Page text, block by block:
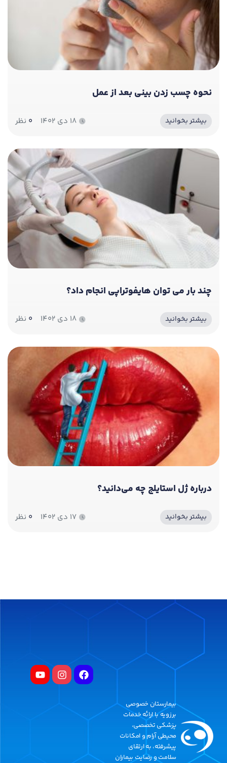
نحوه چسب زدن بینی بعد از عمل
بیشتر بخوانید ۱۸ دی ۱۴۰۲ 0 نظر
چند بار می توان هایفوتراپی انجام داد؟
بیشتر بخوانید ۱۸ دی ۱۴۰۲ 0 نظر
درباره ژل استایلج چه می‌دانید؟
بیشتر بخوانید ۱۷ دی ۱۴۰۲ 0 نظر
بیمارستان خصوصی
برزویه با ارائه خدمات
پزشکی تخصصی،
محیطی آرام و امکانات
پیشرفته، به ارتقای
سلامت و رضایت بیماران